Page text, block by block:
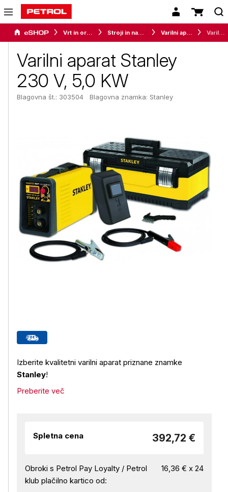
Vrt in orodje Stroji in naprave Varilni aparati
Varilni aparat Stanley
230 V, 5,0 KW
Blagovna št.: 303504 Blagovna znamka: Stanley
Izberite kvalitetni varilni aparat priznane znamke
Stanley!
Preberite več
Spletna cena 392,72 €
Obroki s Petrol Pay Loyalty / Petrol
klub plačilno kartico od:
16,36 € x 24